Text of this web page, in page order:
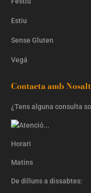
Estiu
Sense Gluten
Vegá
Contacta amb
¿Tens alguna consulta
Horari
Matins
De dilluns a dissabtes: